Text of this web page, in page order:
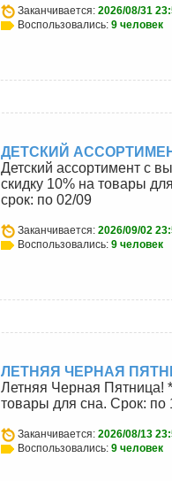
Заканчивается: 2026/08/31
Воспользовались: 9 человек
ДЕТСКИЙ
Детский ассортимент с
скидку 10% на товары
срок: по 02/09
Заканчивается: 2026/09/02
Воспользовались: 9 человек
ЛЕТНЯЯ ЧЕРНАЯ
Летняя Черная Пятница!
товары для сна. Срок: по
Заканчивается: 2026/08/13
Воспользовались: 9 человек